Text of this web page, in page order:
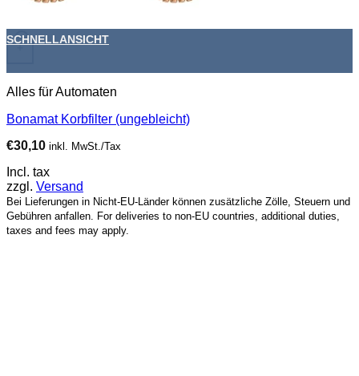
+
SCHNELLANSICHT
Alles für Automaten
Bonamat Korbfilter (ungebleicht)
€30,10 inkl. MwSt./Tax
Incl. tax
zzgl. Versand
Bei Lieferungen in Nicht-EU-Länder können zusätzliche Zölle, Steuern und
Gebühren anfallen. For deliveries to non-EU countries, additional duties,
taxes and fees may apply.